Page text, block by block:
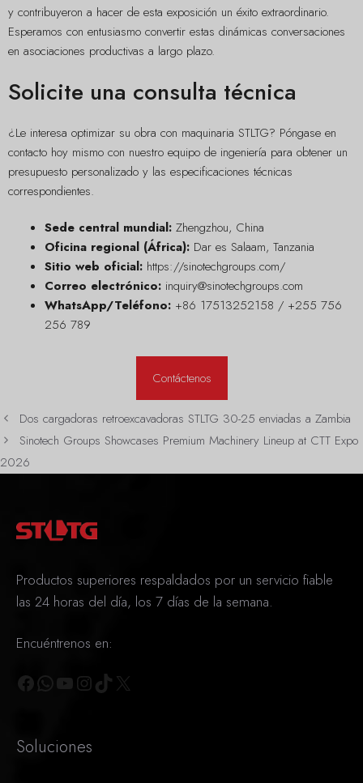
y contribuyeron a hacer de esta exposición un éxito extraordinario.
Esperamos con entusiasmo convertir estas dinámicas conversaciones
en asociaciones productivas a largo plazo.
Solicite una consulta técnica
¿Le interesa optimizar su obra con maquinaria STLTG? Póngase en
contacto hoy mismo con nuestro equipo de ingeniería para obtener un
presupuesto personalizado y las especificaciones técnicas
correspondientes.
Sede central mundial: Zhengzhou, China
Oficina regional (África): Dar es Salaam, Tanzania
Sitio web oficial: https://sinotechgroups.com/
Correo electrónico: inquiry@sinotechgroups.com
WhatsApp/Teléfono: +86 17513252158 / +255 756
256 789
Contáctenos
Dos cargadoras retroexcavadoras STLTG 30-25 enviadas a Zambia
Sinotech Groups Showcases Premium Machinery Lineup at CTT Expo
2026
Productos superiores respaldados por un servicio fiable
las 24 horas del día, los 7 días de la semana.
Encuéntrenos en:
Facebook
WhatsApp
YouTube
Instagram
TikTok
X
Soluciones